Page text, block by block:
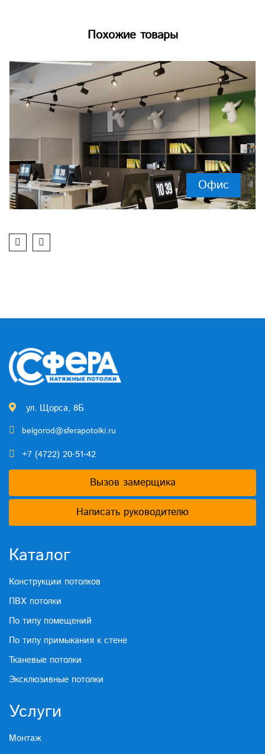
Похожие товары
Офис
ул. Щорса, 8Б
belgorod@sferapotolki.ru
+7 (4722) 20-51-42
Вызов замерщика
Написать руководителю
Каталог
Конструкции потолков
ПВХ потолки
По типу помещений
По типу примыкания к стене
Тканевые потолки
Эксклюзивные потолки
Услуги
Монтаж